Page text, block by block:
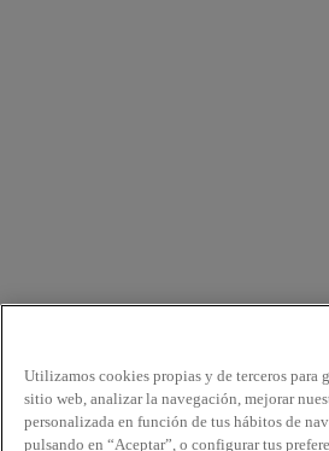
Utilizamos cookies propias y de terceros
sitio web, analizar la navegación, mejorar
personalizada en función de tus hábitos de
pulsando en “Aceptar”, o configurar tus